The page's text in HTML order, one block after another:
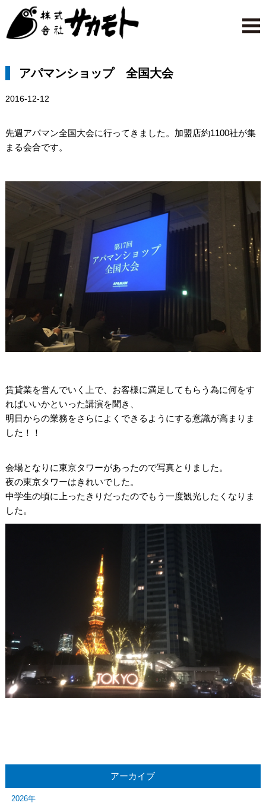
アパマンショップ 全国大会
2016-12-12
先週アパマン全国大会に行ってきました。加盟店約1100社が集
まる会合です。
賃貸業を営んでいく上で、お客様に満足してもらう為に何をす
ればいいかといった講演を聞き、
明日からの業務をさらによくできるようにする意識が高まりま
した！！
会場となりに東京タワーがあったので写真とりました。
夜の東京タワーはきれいでした。
中学生の頃に上ったきりだったのでもう一度観光したくなりま
した。
アーカイブ
2026年